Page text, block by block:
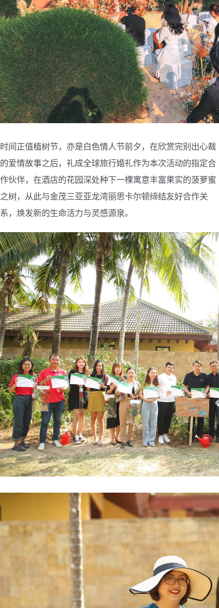
时间正值植树节，亦是白色情人节前夕，在欣赏完别出心裁
的爱情故事之后，礼成全球旅行婚礼作为本次活动的指定合
作伙伴，在酒店的花园深处种下一棵寓意丰富果实的菠萝蜜
之树，从此与金茂三亚亚龙湾丽思卡尔顿缔结友好合作关
系，焕发新的生命活力与灵感源泉。